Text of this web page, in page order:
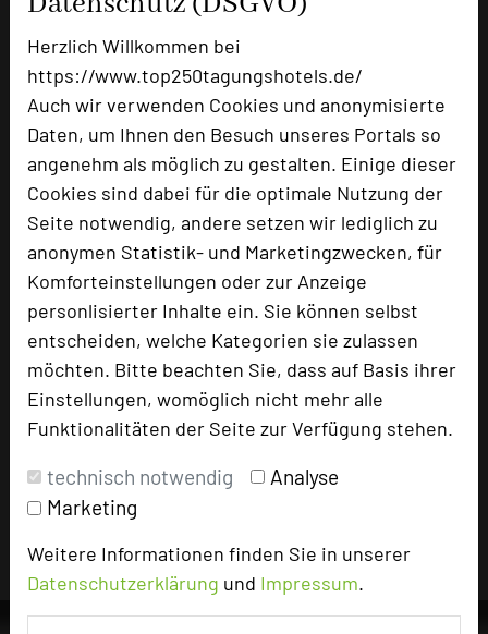
Herzlich Willkommen bei
https://www.top250tagungshotels.de/
Auch wir verwenden Cookies und anonymisierte
Daten, um Ihnen den Besuch unseres Portals so
angenehm als möglich zu gestalten. Einige dieser
Cookies sind dabei für die optimale Nutzung der
Seite notwendig, andere setzen wir lediglich zu
anonymen Statistik- und Marketingzwecken, für
Komforteinstellungen oder zur Anzeige
personlisierter Inhalte ein. Sie können selbst
entscheiden, welche Kategorien sie zulassen
möchten. Bitte beachten Sie, dass auf Basis ihrer
Einstellungen, womöglich nicht mehr alle
Funktionalitäten der Seite zur Verfügung stehen.
technisch notwendig
Analyse
Marketing
Weitere Informationen finden Sie in unserer
Datenschutzerklärung und Impressum.
Juniorsuiten
Besonders geeignet für
Seminar, Event
1154 Seiten dieses Hotels wurden in den
vergangenen 30 Tagen auf diesem Portal
aufgerufen.
Impressum zum Hotel
Hotels die Nutzungsrechte für dieses Portal eingeräumt
und sind dafür verantwortlich.